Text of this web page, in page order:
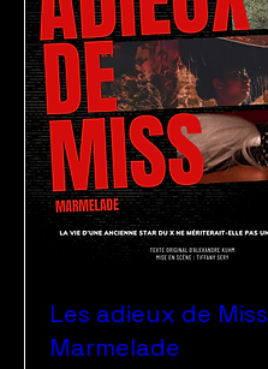
Les adieux de Miss
Marmelade